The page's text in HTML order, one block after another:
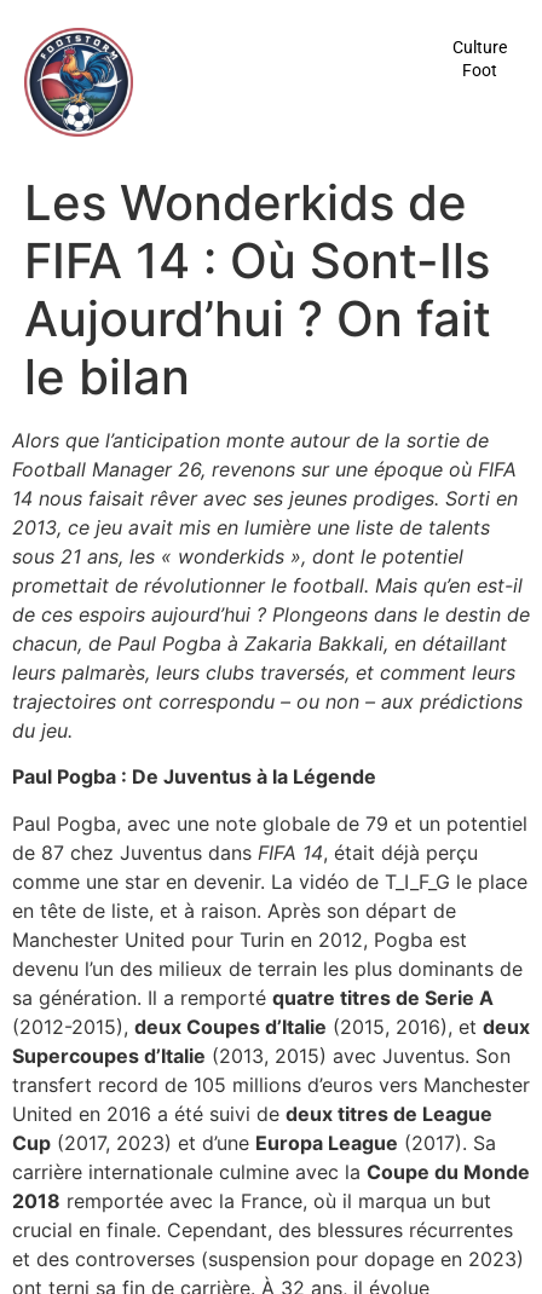
principal
Culture
Foot
Les Wonderkids de
FIFA 14 : Où Sont-Ils
Aujourd’hui ? On fait
le bilan
Alors que l’anticipation monte autour de la sortie de
Football Manager 26, revenons sur une époque où FIFA
14 nous faisait rêver avec ses jeunes prodiges. Sorti en
2013, ce jeu avait mis en lumière une liste de talents
sous 21 ans, les « wonderkids », dont le potentiel
promettait de révolutionner le football. Mais qu’en est-il
de ces espoirs aujourd’hui ? Plongeons dans le destin de
chacun, de Paul Pogba à Zakaria Bakkali, en détaillant
leurs palmarès, leurs clubs traversés, et comment leurs
trajectoires ont correspondu – ou non – aux prédictions
du jeu.
Paul Pogba : De Juventus à la Légende
Paul Pogba, avec une note globale de 79 et un potentiel
de 87 chez Juventus dans FIFA 14, était déjà perçu
comme une star en devenir. La vidéo de T_I_F_G le place
en tête de liste, et à raison. Après son départ de
Manchester United pour Turin en 2012, Pogba est
devenu l’un des milieux de terrain les plus dominants de
sa génération. Il a remporté quatre titres de Serie A
(2012-2015), deux Coupes d’Italie (2015, 2016), et deux
Supercoupes d’Italie (2013, 2015) avec Juventus. Son
transfert record de 105 millions d’euros vers Manchester
United en 2016 a été suivi de deux titres de League
Cup (2017, 2023) et d’une Europa League (2017). Sa
carrière internationale culmine avec la Coupe du Monde
2018 remportée avec la France, où il marqua un but
crucial en finale. Cependant, des blessures récurrentes
et des controverses (suspension pour dopage en 2023)
ont terni sa fin de carrière. À 32 ans, il évolue